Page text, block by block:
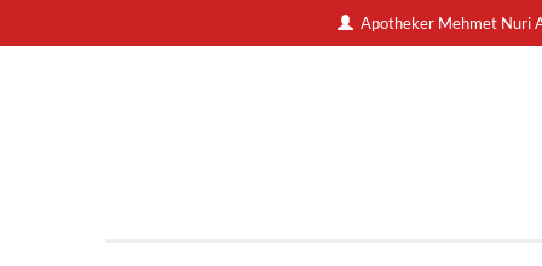
Apotheker Mehmet Nuri